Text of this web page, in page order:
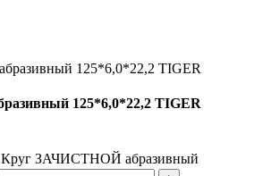
125*6,0*22,2 TIGER
Круг ЗАЧИСТНОЙ абразивный